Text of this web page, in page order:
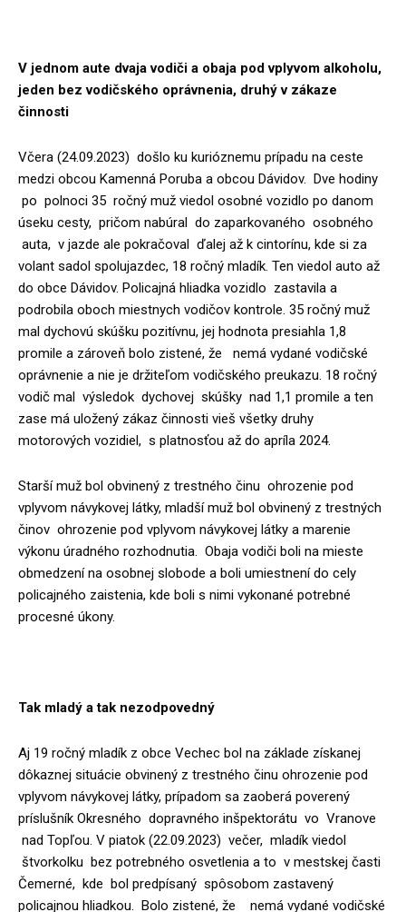
V jednom aute dvaja vodiči a obaja pod vplyvom alkoholu,
jeden bez vodičského oprávnenia, druhý v zákaze
činnosti
Včera (24.09.2023) došlo ku kurióznemu prípadu na ceste
medzi obcou Kamenná Poruba a obcou Dávidov. Dve hodiny
po polnoci 35 ročný muž viedol osobné vozidlo po danom
úseku cesty, pričom nabúral do zaparkovaného osobného
auta, v jazde ale pokračoval ďalej až k cintorínu, kde si za
volant sadol spolujazdec, 18 ročný mladík. Ten viedol auto až
do obce Dávidov. Policajná hliadka vozidlo zastavila a
podrobila oboch miestnych vodičov kontrole. 35 ročný muž
mal dychovú skúšku pozitívnu, jej hodnota presiahla 1,8
promile a zároveň bolo zistené, že nemá vydané vodičské
oprávnenie a nie je držiteľom vodičského preukazu. 18 ročný
vodič mal výsledok dychovej skúšky nad 1,1 promile a ten
zase má uložený zákaz činnosti vieš všetky druhy
motorových vozidiel, s platnosťou až do apríla 2024.
Starší muž bol obvinený z trestného činu ohrozenie pod
vplyvom návykovej látky, mladší muž bol obvinený z trestných
činov ohrozenie pod vplyvom návykovej látky a marenie
výkonu úradného rozhodnutia. Obaja vodiči boli na mieste
obmedzení na osobnej slobode a boli umiestnení do cely
policajného zaistenia, kde boli s nimi vykonané potrebné
procesné úkony.
Tak mladý a tak nezodpovedný
Aj 19 ročný mladík z obce Vechec bol na základe získanej
dôkaznej situácie obvinený z trestného činu ohrozenie pod
vplyvom návykovej látky, prípadom sa zaoberá poverený
príslušník Okresného dopravného inšpektorátu vo Vranove
nad Topľou. V piatok (22.09.2023) večer, mladík viedol
štvorkolku bez potrebného osvetlenia a to v mestskej časti
Čemerné, kde bol predpísaný spôsobom zastavený
policajnou hliadkou. Bolo zistené, že nemá vydané vodičské